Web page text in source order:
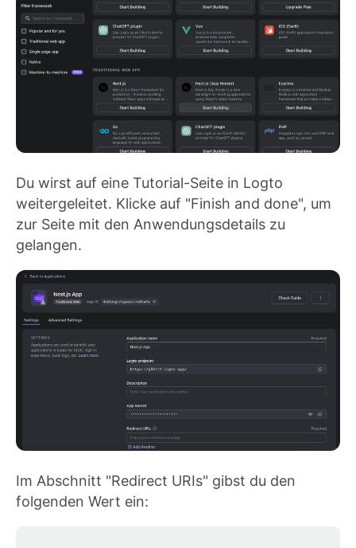
Du wirst auf eine Tutorial-Seite in Logto
weitergeleitet. Klicke auf "Finish and done", um
zur Seite mit den Anwendungsdetails zu
gelangen.
Im Abschnitt "Redirect URIs" gibst du den
folgenden Wert ein: